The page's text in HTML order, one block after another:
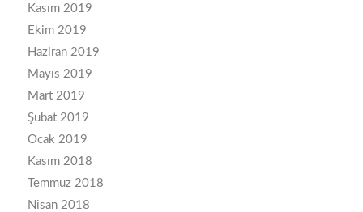
Kasım 2019
Ekim 2019
Haziran 2019
Mayıs 2019
Mart 2019
Şubat 2019
Ocak 2019
Kasım 2018
Temmuz 2018
Nisan 2018